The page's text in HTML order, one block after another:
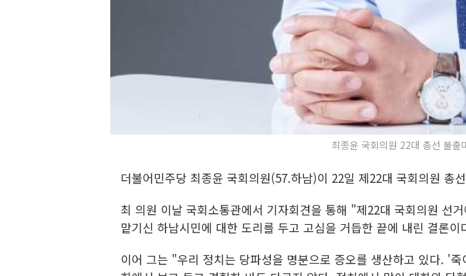
최종윤 국회의원 22대 총선 불
더불어민주당 최종윤 국회의원(57.하남)이 22일 제22대 국회의원 총
최 의원 이날 국회소통관에서 기자회견을 통해 "제22대 국회의원 선
맡기신 하남시민에 대한 도리를 두고 고심을 거듭한 끝에 내린 결론이
이어 그는 "우리 정치는 당파성을 명분으로 증오를 생산하고 있다. '